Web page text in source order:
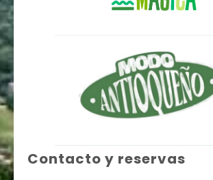
Contacto y reservas